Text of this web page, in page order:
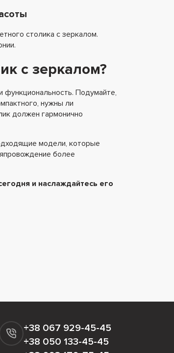
столика с зеркалом.
с зеркалом?
функциональность. Подумайте,
нужны ли
должен гармонично
модели, которые
более
и наслаждайтесь его
+38 067 929-45-45
+38 050 133-45-45